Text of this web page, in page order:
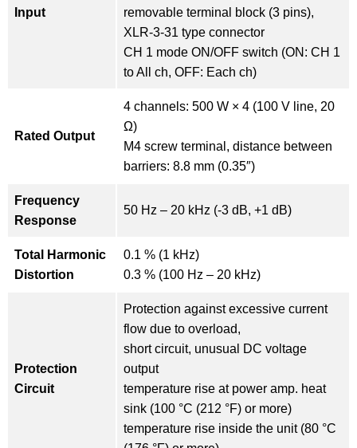
Input
removable terminal block (3 pins),
XLR-3-31 type connector
CH 1 mode ON/OFF switch (ON: CH 1
to All ch, OFF: Each ch)
Rated Output
4 channels: 500 W × 4 (100 V line, 20
Ω)
M4 screw terminal, distance between
barriers: 8.8 mm (0.35″)
Frequency
Response
50 Hz – 20 kHz (-3 dB, +1 dB)
Total Harmonic
Distortion
0.1 % (1 kHz)
0.3 % (100 Hz – 20 kHz)
Protection
Circuit
Protection against excessive current
flow due to overload,
short circuit, unusual DC voltage
output
temperature rise at power amp. heat
sink (100 °C (212 °F) or more)
temperature rise inside the unit (80 °C